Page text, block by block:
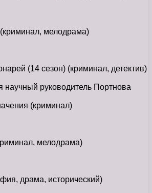
(криминал, мелодрама)
(14 сезон) (криминал, детектив)
научный руководитель Портнова
(криминал)
мелодрама)
драма, исторический)